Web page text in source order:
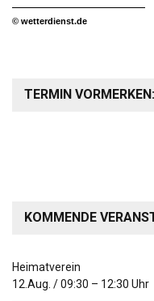
© wetterdienst.de
TERMIN VORMERKEN:
KOMMENDE
Heimatverein
12.Aug. /09:30 – 12:30 Uhr